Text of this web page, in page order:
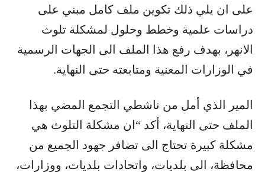
على ان يلي ذلك تكوين ملف كامل مبني على
دراسات علمية وخطط وحلول لمشكلة تلوث
الانهر، بهدف رفع هذا الملف الى الجهات الرسمية
في الوزارات المعنية ومتابعته حتى النهاية.
المير الذي أمل من ناشطي التجمع المضي بهذا
الملف حتى النهاية، أكد “ان مشكلة التلوث هي
مشكلة كبيرة تحتاج الى تضافر جهود الجميع من
محافظة، الى بلديات، واتحادات بلديات، ووزارات،